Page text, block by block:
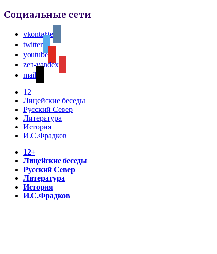
Социальные сети
vkontakte
twitter
youtube
zen-yandex
mail
12+
Лицейские беседы
Русский Север
Литература
История
И.С.Фрадков
12+
Лицейские беседы
Русский Север
Литература
История
И.С.Фрадков